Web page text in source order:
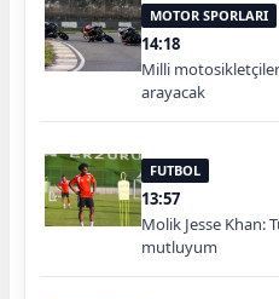
MOTOR SPORLARI
14:18
Milli
arayacak
FUTBOL
13:57
Molik Jesse Khan:
mutluyum